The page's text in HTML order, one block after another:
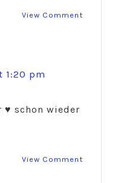
View Comment
1:20 pm
♥ schon wieder
View Comment